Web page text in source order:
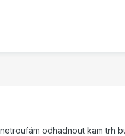
odhadnout kam trh